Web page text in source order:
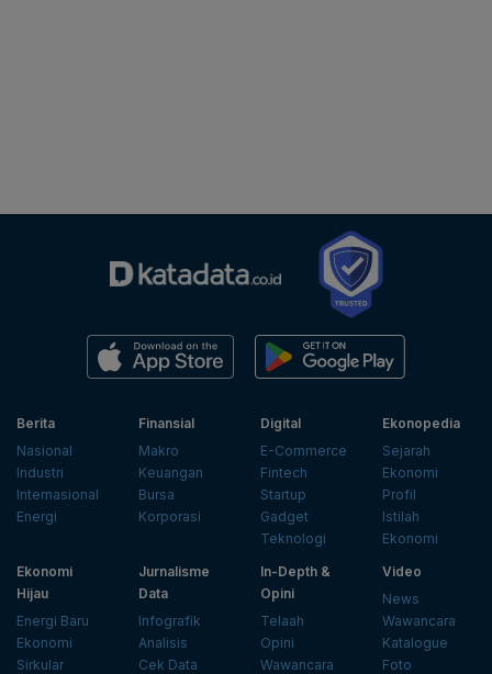
Berita
Nasional
Industri
Internasional
Energi
Finansial
Makro
Keuangan
Bursa
Korporasi
Digital
E-Commerce
Fintech
Startup
Gadget
Teknologi
Ekonopedia
Sejarah
Ekonomi
Profil
Istilah
Ekonomi
Ekonomi
Hijau
Energi Baru
Ekonomi
Sirkular
Jurnalisme
Data
Infografik
Analisis
Cek Data
In-Depth &
Opini
Telaah
Opini
Wawancara
Video
News
Wawancara
Katalogue
Foto